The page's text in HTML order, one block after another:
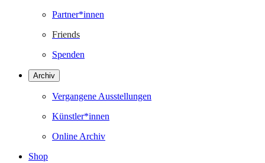
Partner*innen
Friends
Spenden
Archiv
Vergangene Ausstellungen
Künstler*innen
Online Archiv
Shop